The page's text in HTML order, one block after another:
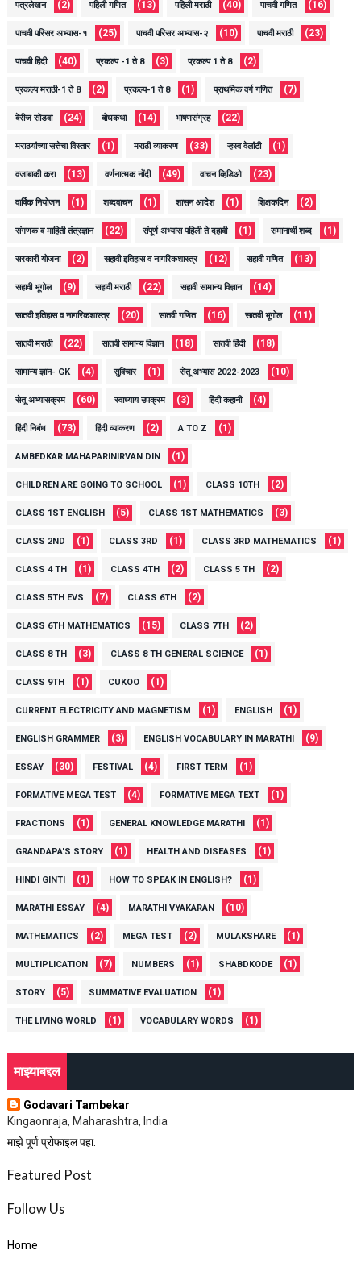
पत्रलेखन (2) पहिली गणित (13) पहिली मराठी (40) पाचवी गणित (16)
पाचवी परिसर अभ्यास-१ (25) पाचवी परिसर अभ्यास-२ (10) पाचवी मराठी (23)
पाचवी हिंदी (40) प्रकल्प -1 ते 8 (3) प्रकल्प 1 ते 8 (2)
प्रकल्प मराठी-1 ते 8 (2) प्रकल्प-1 ते 8 (1) प्राथमिक वर्ग गणित (7)
बेरीज सोडवा (24) बोधकथा (14) भाषणसंग्रह (22)
मराठयांच्या सत्तेचा विस्तार (1) मराठी व्याकरण (33) ऱ्हस्व वेलांटी (1)
वजाबाकी करा (13) वर्णनात्मक नोंदी (49) वाचन व्हिडिओ (23)
वार्षिक नियोजन (1) शब्दवाचन (1) शासन आदेश (1) शिक्षकदिन (2)
संगणक व माहिती तंत्रज्ञान (22) संपूर्ण अभ्यास पहिली ते दहावी (1) समानार्थी शब्द (1)
सरकारी योजना (2) सहावी इतिहास व नागरिकशास्त्र (12) सहावी गणित (13)
सहावी भूगोल (9) सहावी मराठी (22) सहावी सामान्य विज्ञान (14)
सातवी इतिहास व नागरिकशास्त्र (20) सातवी गणित (16) सातवी भूगोल (11)
सातवी मराठी (22) सातवी सामान्य विज्ञान (18) सातवी हिंदी (18)
सामान्य ज्ञान- GK (4) सुविचार (1) सेतू अभ्यास 2022-2023 (10)
सेतू अभ्यासक्रम (60) स्वाध्याय उपक्रम (3) हिंदी कहानी (4)
हिंदी निबंध (73) हिंदी व्याकरण (2) A TO Z (1)
AMBEDKAR MAHAPARINIRVAN DIN (1)
CHILDREN ARE GOING TO SCHOOL (1) CLASS 10TH (2)
CLASS 1ST ENGLISH (5) CLASS 1ST MATHEMATICS (3)
CLASS 2ND (1) CLASS 3RD (1) CLASS 3RD MATHEMATICS (1)
CLASS 4 TH (1) CLASS 4TH (2) CLASS 5 TH (2)
CLASS 5TH EVS (7) CLASS 6TH (2)
CLASS 6TH MATHEMATICS (15) CLASS 7TH (2)
CLASS 8 TH (3) CLASS 8 TH GENERAL SCIENCE (1)
CLASS 9TH (1) CUKOO (1)
CURRENT ELECTRICITY AND MAGNETISM (1) ENGLISH (1)
ENGLISH GRAMMER (3) ENGLISH VOCABULARY IN MARATHI (9)
ESSAY (30) FESTIVAL (4) FIRST TERM (1)
FORMATIVE MEGA TEST (4) FORMATIVE MEGA TEXT (1)
FRACTIONS (1) GENERAL KNOWLEDGE MARATHI (1)
GRANDAPA'S STORY (1) HEALTH AND DISEASES (1)
HINDI GINTI (1) HOW TO SPEAK IN ENGLISH? (1)
MARATHI ESSAY (4) MARATHI VYAKARAN (10)
MATHEMATICS (2) MEGA TEST (2) MULAKSHARE (1)
MULTIPLICATION (7) NUMBERS (1) SHABDKODE (1)
STORY (5) SUMMATIVE EVALUATION (1)
THE LIVING WORLD (1) VOCABULARY WORDS (1)
माझ्याबद्दल
Godavari Tambekar
Kingaonraja, Maharashtra, India
माझे पूर्ण प्रोफाइल पहा.
Featured Post
Follow Us
Home